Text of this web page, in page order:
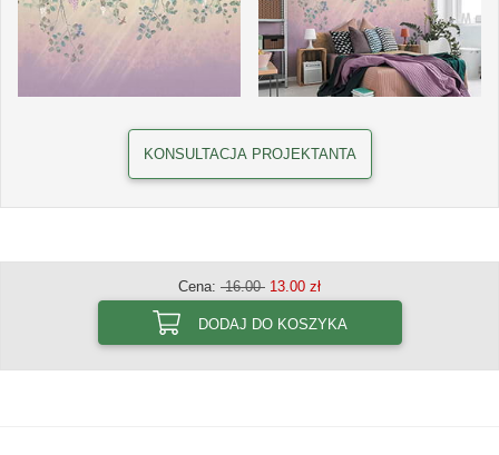
KONSULTACJA PROJEKTANTA
Cena: 16.00 13.00 zł
DODAJ DO KOSZYKA